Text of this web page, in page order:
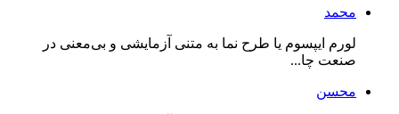
محمد
لورم ایپسوم یا طرح‌ نما به متنی آزمایشی و بی‌معنی در
صنعت چا...
محسن